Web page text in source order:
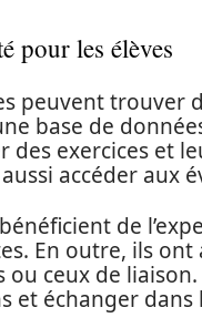
pour les élèves
peuvent trouver
base de
des exercices et
accéder aux
de
En outre, ils ont
ou ceux de
et échanger